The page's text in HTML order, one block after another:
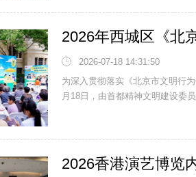
2026-07-18 14:31:50
为深入贯彻落实《北京市文明行
月18日，由首都精神文明建设委